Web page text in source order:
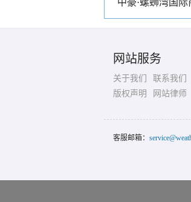
网站服务
关于我们 联系我们
版权声明
网站律师
客服邮箱：